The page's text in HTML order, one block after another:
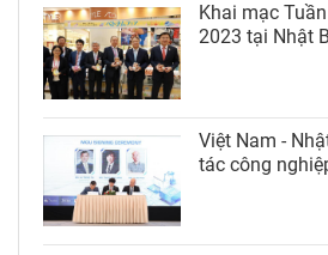
Khai mạc
2023 tại Nhật
Việt Nam -
tác công